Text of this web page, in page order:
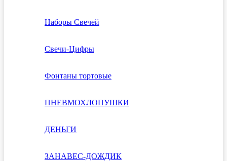
Наборы Свечей
Свечи-Цифры
Фонтаны тортовые
ПНЕВМОХЛОПУШКИ
ДЕНЬГИ
ЗАНАВЕС-ДОЖДИК